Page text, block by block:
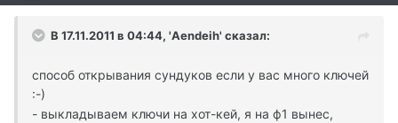
В 17.11.2011 в 04:44, 'Aendeih' сказал:
способ открывания сундуков если у вас много ключей
:-)
- выкладываем ключи на хот-кей, я на ф1 вынес,